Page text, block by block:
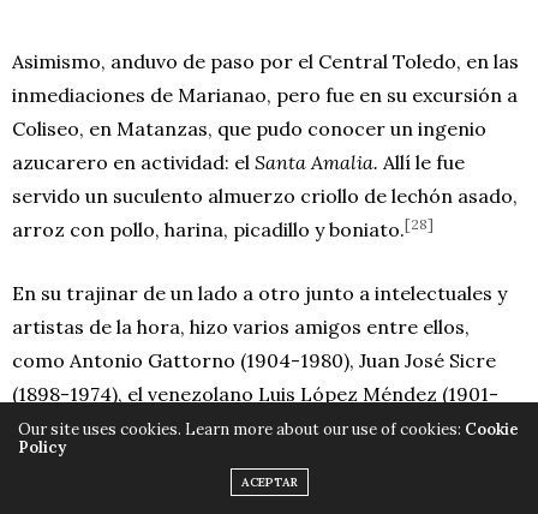
Asimismo, anduvo de paso por el Central Toledo, en las
inmediaciones de Marianao, pero fue en su excursión a
Coliseo, en Matanzas, que pudo conocer un ingenio
azucarero en actividad: el Santa Amalia. Allí le fue
servido un suculento almuerzo criollo de lechón asado,
arroz con pollo, harina, picadillo y boniato.[28]
En su trajinar de un lado a otro junto a intelectuales y
artistas de la hora, hizo varios amigos entre ellos,
como Antonio Gattorno (1904-1980), Juan José Sicre
(1898-1974), el venezolano Luis López Méndez (1901-
1996) y hasta alguno —José Antonio Fernández de
Castro (1887-1951) en particular— dejó correr
admirado que el japonés bien sabía ser bueno en la
Our site uses cookies. Learn more about our use of cookies: Cookie
Policy
ACEPTAR